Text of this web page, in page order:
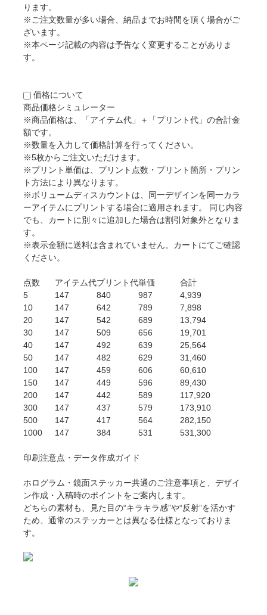
ります。
※ご注文数量が多い場合、納品までお時間を頂く場合がご
ざいます。
※本ページ記載の内容は予告なく変更することがありま
す。
価格について
商品価格シミュレーター
※商品価格は、「アイテム代」＋「プリント代」の合計金
額です。
※数量を入力して価格計算を行ってください。
※5枚からご注文いただけます。
※プリント単価は、プリント点数・プリント箇所・プリン
ト方法により異なります。
※ボリュームディスカウントは、同一デザインを同一カラ
ーアイテムにプリントする場合に適用されます。 同じ内容
でも、カートに別々に追加した場合は割引対象外となりま
す。
※表示金額に送料は含まれていません。カートにてご確認
ください。
点数 アイテム代プリント代単価
合計
5
147 840 987
4,939
10
147 642 789
7,898
20
147 542 689
13,794
30
147 509 656
19,701
40
147 492 639
25,564
50
147 482 629
31,460
100
147 459 606
60,610
150
147 449 596
89,430
200
147 442 589
117,920
300
147 437 579
173,910
500
147 417 564
282,150
1000
147 384 531 531,300
印刷注意点・データ作成ガイド
ホログラム・鏡面ステッカー共通のご注意事項と、デザイ
ン作成・入稿時のポイントをご案内します。
どちらの素材も、見た目の“キラキラ感”や“反射”を活かす
ため、通常のステッカーとは異なる仕様となっておりま
す。